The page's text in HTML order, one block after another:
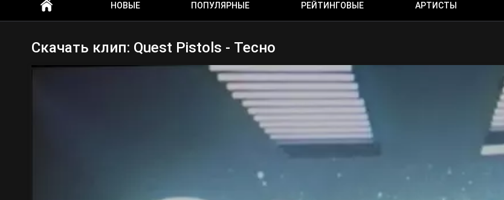
НОВЫЕ ПОПУЛЯРНЫЕ РЕЙТИНГОВЫЕ АРТИСТЫ
Скачать клип: Quest Pistols - Тесно